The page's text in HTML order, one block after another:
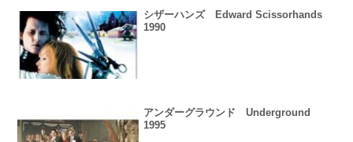
シザーハンズ Edward Scissorhands
1990
アンダーグラウンド Underground
1995